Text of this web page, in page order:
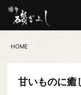
HOME
甘いものに癒